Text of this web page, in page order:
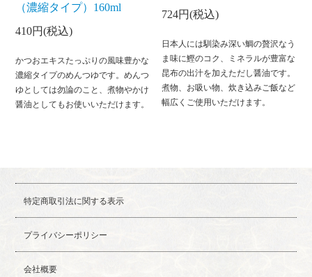
（濃縮タイプ）160ml
410円(税込)
かつおエキスたっぷりの風味豊かな
濃縮タイプのめんつゆです。めんつ
ゆとしては勿論のこと、煮物やかけ
醤油としてもお使いいただけます。
724円(税込)
日本人には馴染み深い鯛の贅沢なう
ま味に鰹のコク、ミネラルが豊富な
昆布の出汁を加えただし醤油です。
煮物、お吸い物、炊き込みご飯など
幅広くご使用いただけます。
特定商取引法に関する表示
プライバシーポリシー
会社概要